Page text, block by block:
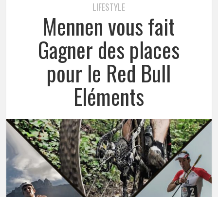
LIFESTYLE
Mennen vous fait
Gagner des places
pour le Red Bull
Eléments